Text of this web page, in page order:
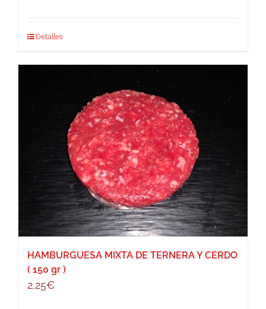
Detalles
HAMBURGUESA MIXTA DE TERNERA Y CERDO
( 150 gr )
2,25€